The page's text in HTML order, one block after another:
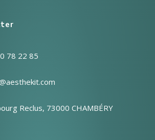
78 22 85
Reclus, 73000 CHAMBÉRY